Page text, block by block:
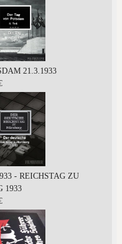
21.3.1933
- REICHSTAG ZU
1933